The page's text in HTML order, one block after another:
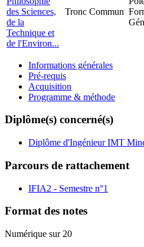
des Sciences,
de la
Technique et
de l'Environ...
Tronc Commun
Informations générales
Pré-requis
Acquisition
Programme & méthode
Diplôme(s) concerné(s)
Diplôme d'Ingénieur IMT
Parcours de rattachement
IFIA2 - Semestre n°1
Format des notes
Numérique sur 20